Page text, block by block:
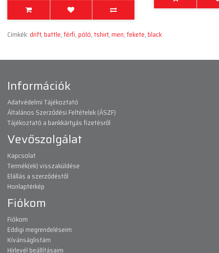
Címkék:drift,battle,férfi,póló,tshirt,men,fekete,black
Információk
Adatvédelmi Tájékoztató
Általános Szerződési Feltételek (ÁSZF)
Tájékoztató a bankkártyás fizetésről
Vevőszolgálat
Kapcsolat
Termék(ek) visszaküldése
Elállás a szerződéstől
Honlaptérkép
Fiókom
Fiókom
Eddigi megrendeléseim
Kívánságlistám
Hírlevél beállításaim